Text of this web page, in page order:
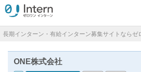
長期インターン・有給インターン募集サイトならゼ
ONE株式会社